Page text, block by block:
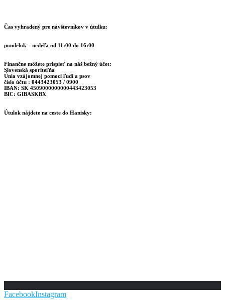
Čas vyhradený pre návštevníkov v útulku:
pondelok – nedeľa od 11:00 do 16:00
Finančne môžete prispieť na náš bežný účet:
Slovenská sporiteľňa
Únia vzájomnej pomoci ľudí a psov
číslo účtu : 0443423053 / 0900
IBAN: SK 4509000000000443423053
BIC: GIBASKBX
Útulok nájdete na ceste do Hanisky:
FacebookInstagram